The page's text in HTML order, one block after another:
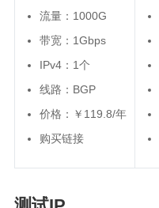
流量：1000G
带宽：1Gbps
IPv4：1个
线路：BGP
价格：￥119.8/年
购买链接